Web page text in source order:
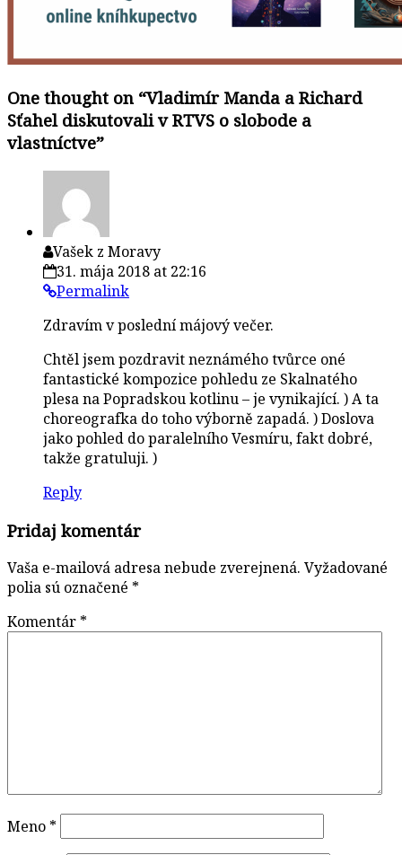
One thought on “Vladimír Manda a Richard
Sťahel diskutovali v RTVS o slobode a
vlastníctve”
Vašek z Moravy
31. mája 2018 at 22:16
Permalink
Zdravím v poslední májový večer.
Chtěl jsem pozdravit neznámého tvůrce oné
fantastické kompozice pohledu ze Skalnatého
plesa na Popradskou kotlinu – je vynikající. ) A ta
choreografka do toho výborně zapadá. ) Doslova
jako pohled do paralelního Vesmíru, fakt dobré,
takže gratuluji. )
Reply
Pridaj komentár
Vaša e-mailová adresa nebude zverejnená. Vyžadované
polia sú označené *
Komentár *
Meno *